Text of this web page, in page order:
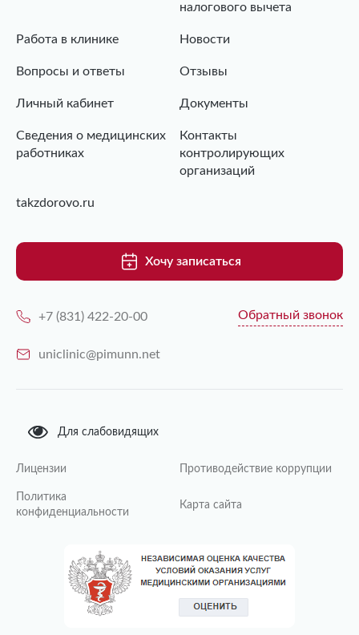
налогового вычета
Работа в клинике Новости
Вопросы и ответы Отзывы
Личный кабинет Документы
Сведения о медицинских
работниках
Контакты
контролирующих
организаций
takzdorovo.ru
Хочу записаться
+7 (831) 422-20-00 Обратный звонок
uniclinic@pimunn.net
Для слабовидящих
Лицензии Противодействие коррупции
Политика
конфиденциальности
Карта сайта